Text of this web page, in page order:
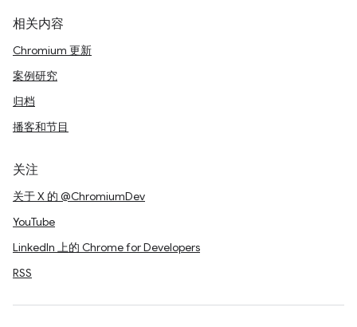
相关内容
Chromium 更新
案例研究
归档
播客和节目
关注
关于 X 的 @ChromiumDev
YouTube
LinkedIn 上的 Chrome for Developers
RSS